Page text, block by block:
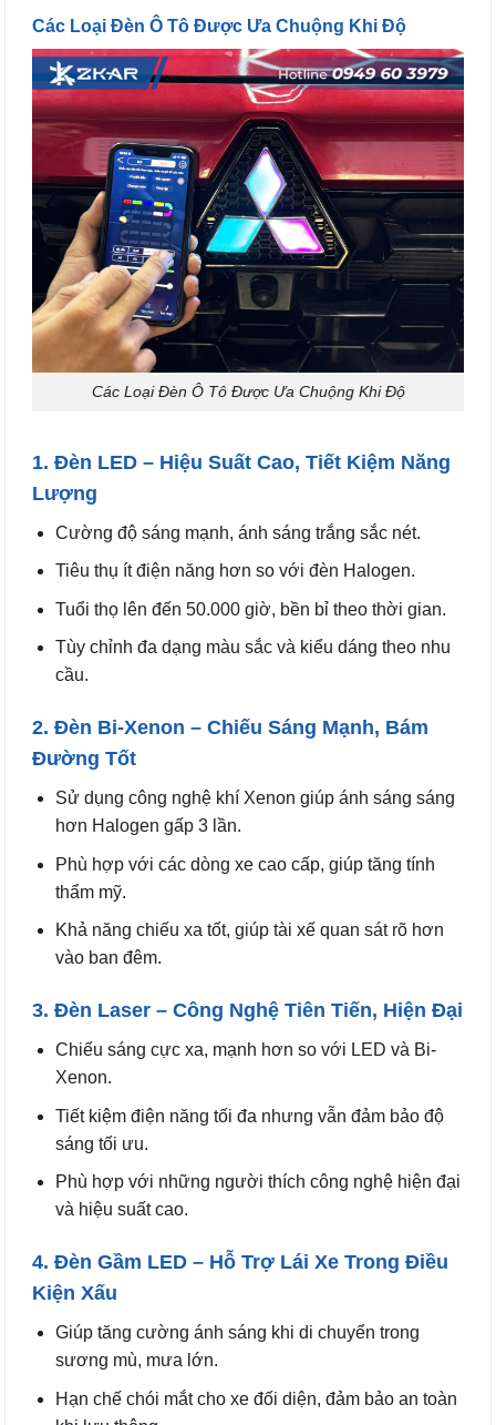
Các Loại Đèn Ô Tô Được Ưa Chuộng Khi Độ
Các Loại Đèn Ô Tô Được Ưa Chuộng Khi Độ
1. Đèn LED – Hiệu Suất Cao, Tiết Kiệm Năng
Lượng
Cường độ sáng mạnh, ánh sáng trắng sắc nét.
Tiêu thụ ít điện năng hơn so với đèn Halogen.
Tuổi thọ lên đến 50.000 giờ, bền bỉ theo thời gian.
Tùy chỉnh đa dạng màu sắc và kiểu dáng theo nhu
cầu.
2. Đèn Bi-Xenon – Chiếu Sáng Mạnh, Bám
Đường Tốt
Sử dụng công nghệ khí Xenon giúp ánh sáng sáng
hơn Halogen gấp 3 lần.
Phù hợp với các dòng xe cao cấp, giúp tăng tính
thẩm mỹ.
Khả năng chiếu xa tốt, giúp tài xế quan sát rõ hơn
vào ban đêm.
3. Đèn Laser – Công Nghệ Tiên Tiến, Hiện Đại
Chiếu sáng cực xa, mạnh hơn so với LED và Bi-
Xenon.
Tiết kiệm điện năng tối đa nhưng vẫn đảm bảo độ
sáng tối ưu.
Phù hợp với những người thích công nghệ hiện đại
và hiệu suất cao.
4. Đèn Gầm LED – Hỗ Trợ Lái Xe Trong Điều
Kiện Xấu
Giúp tăng cường ánh sáng khi di chuyển trong
sương mù, mưa lớn.
Hạn chế chói mắt cho xe đối diện, đảm bảo an toàn